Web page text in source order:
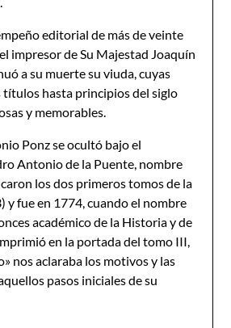
editorial de más de veinte
impresor de Su Majestad Joaquín
a su muerte su viuda, cuyas
títulos hasta principios del siglo
y memorables.
Ponz se ocultó bajo el
Antonio de la Puente, nombre
los dos primeros tomos de la
y fue en 1774, cuando el nombre
académico de la Historia y de
en la portada del tomo III,
nos aclaraba los motivos y las
pasos iniciales de su